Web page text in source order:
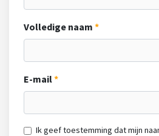
Volledige naam
E-mail
Ik geef toestemming dat mijn